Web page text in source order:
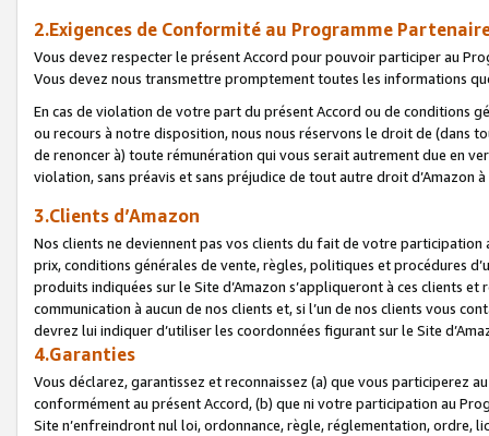
2.Exigences de Conformité au Programme
Vous devez respecter le présent Accord pour pouvoir participer au
Vous devez nous transmettre promptement toutes les informations
En cas de violation de votre part du présent Accord ou de conditions
ou recours à notre disposition, nous nous réservons le droit de (dans
de renoncer à) toute rémunération qui vous serait autrement due en
violation, sans préavis et sans préjudice de tout autre droit
3.Clients d’Amazon
Nos clients ne deviennent pas vos clients du fait de votre
prix, conditions générales de vente, règles, politiques et procédures
produits indiquées sur le Site d’Amazon s’appliqueront à ces clients
communication à aucun de nos clients et, si l’un de nos clients vous
devrez lui indiquer d’utiliser les coordonnées figurant sur le Site
4.Garanties
Vous déclarez, garantissez et reconnaissez (a) que vous participerez
conformément au présent Accord, (b) que ni votre participation au
Site n’enfreindront nul loi, ordonnance, règle, réglementation, ordre,